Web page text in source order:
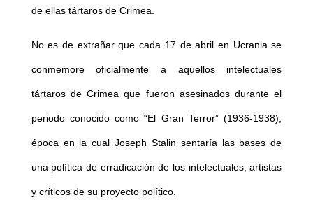
de ellas tártaros de Crimea.
No es de extrañar que cada 17 de abril en Ucrania se
conmemore oficialmente a aquellos intelectuales
tártaros de Crimea que fueron asesinados durante el
periodo conocido como “El Gran Terror” (1936-1938),
época en la cual Joseph Stalin sentaría las bases de
una política de erradicación de los intelectuales, artistas
y críticos de su proyecto político.